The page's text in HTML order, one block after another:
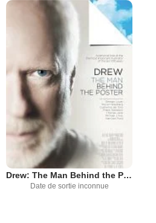
Drew: The Man Behind the Poster
Date de sortie inconnue